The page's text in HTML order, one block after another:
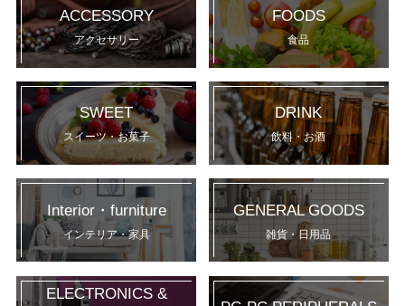
ACCESSORY
アクセサリー
FOODS
食品
SWEET
スイーツ・お菓子
DRINK
飲料・お酒
Interior・furniture
インテリア・家具
GENERAL GOODS
雑貨・日用品
ELECTRONICS &